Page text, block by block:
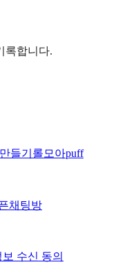
록합니다.
들기 롤모아puff
채팅방
수신 동의